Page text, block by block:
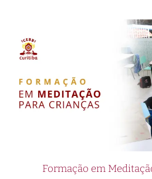
Formação em